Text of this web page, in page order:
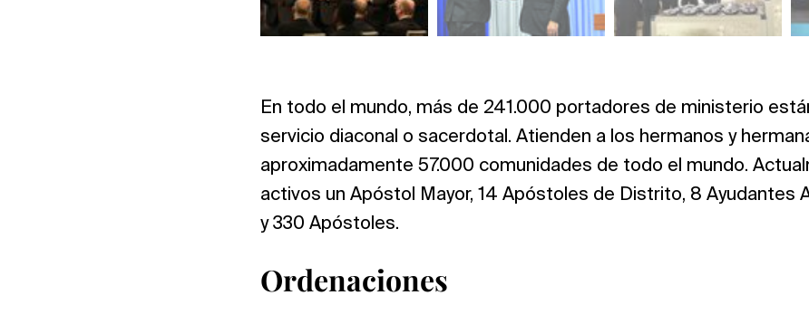
En todo el mundo, más de 241.000 portadores de ministerio
servicio diaconal o sacerdotal. Atienden a los hermanos y
aproximadamente 57.000 comunidades de todo el mundo.
activos un Apóstol Mayor, 14 Apóstoles de Distrito, 8 Ayudantes
y 330 Apóstoles.
Ordenaciones